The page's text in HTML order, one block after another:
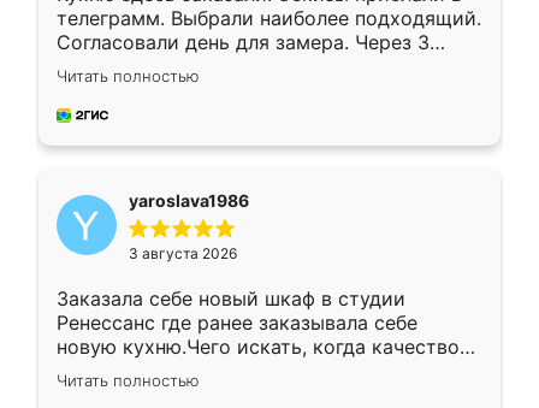
телеграмм. Выбрали наиболее подходящий.
Согласовали день для замера. Через 3
недели кухня была уже готова. Остались
довольны работой. Спасибо Ренессанс
мебель за качественную работу!
Читать полностью
yaroslava1986
3 августа 2026
Заказала себе новый шкаф в студии
Ренессанс где ранее заказывала себе
новую кухню.Чего искать, когда качеством
вполне довольна. Служит кухня уже почти
два года, нареканий нет.
Читать полностью